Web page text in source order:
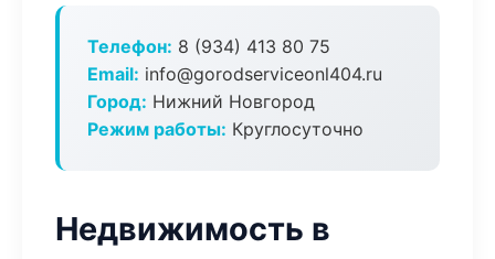
Телефон: 8 (934) 413 80 75
Email: info@gorodserviceonl404.ru
Город: Нижний Новгород
Режим работы: Круглосуточно
Недвижимость в